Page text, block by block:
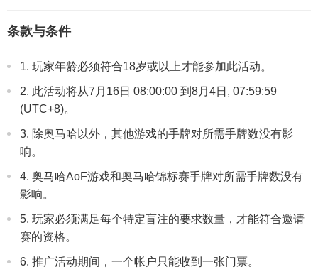
条款与条件
1. 玩家年龄必须符合18岁或以上才能参加此活动。
2. 此活动将从7月16日 08:00:00 到8月4日, 07:59:59
(UTC+8)。
3. 除奥马哈以外，其他游戏的手牌对所需手牌数没有影
响。
4. 奥马哈AoF游戏和奥马哈锦标赛手牌对所需手牌数没有
影响。
5. 玩家必须满足每个特定盲注的要求数量，才能符合邀请
赛的资格。
6. 推广活动期间，一个帐户只能收到一张门票。